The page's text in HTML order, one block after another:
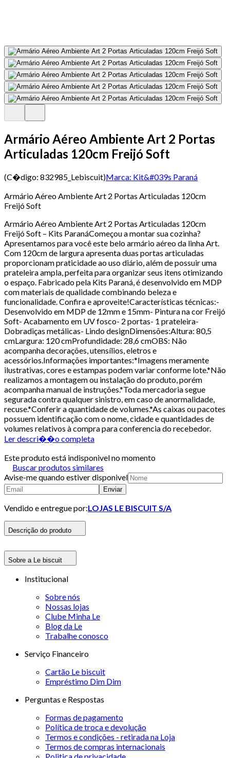
Armário Aéreo Ambiente Art 2 Portas
Articuladas 120cm Freijó Soft
(C�digo: 832985_Lebiscuit)Marca: Kit&#039s Paraná
Armário Aéreo Ambiente Art 2 Portas Articuladas 120cm
Freijó Soft
Armário Aéreo Ambiente Art 2 Portas Articuladas 120cm
Freijó Soft – Kits ParanáComeçou a montar sua cozinha?
Apresentamos para você este belo armário aéreo da linha Art.
Com 120cm de largura apresenta duas portas articuladas
proporcionam praticidade ao uso diário, além de possuir uma
prateleira ampla, perfeita para organizar seus itens otimizando
o espaço. Fabricado pela Kits Paraná, é desenvolvido em MDP
com materiais de qualidade combinando beleza e
funcionalidade. Confira e aproveite!Características técnicas:-
Desenvolvido em MDP de 12mm e 15mm- Pintura na cor Freijó
Soft- Acabamento em UV fosco- 2 portas- 1 prateleira-
Dobradiças metálicas- Lindo designDimensões:Altura: 80,5
cmLargura: 120 cmProfundidade: 28,6 cmOBS: Não
acompanha decorações, utensílios, eletros e
acessórios.Informações importantes:*Imagens meramente
ilustrativas, cores e estampas podem variar conforme lote.*Não
realizamos a montagem ou instalação do produto, porém
acompanha manual de instruções.*Toda mercadoria segue
segurada contra qualquer sinistro, em caso de anormalidade,
recuse.*Conferir a quantidade de volumes.*As caixas ou pacotes
possuem identificação com o nome, cidade e quantidades de
volumes relativos à compra para conferencia do recebedor.
Ler descri��o completa
Este produto está indisponivel no momento
Buscar produtos similares
Avise-me quando estiver disponivel
Enviar
Vendido e entregue por:LOJAS LE BISCUIT S/A
Descrição do produto
Sobre a Le biscuit
Institucional
Sobre nós
Nossas lojas
Clube Minha Le
Blog da Le
Trabalhe conosco
Serviço Financeiro
Cartão Le biscuit
Empréstimo Dim Dim
Perguntas e Respostas
Formas de pagamento
Política de troca e devolução
Termos e condições - retirada na Loja
Termos de compras internacionais